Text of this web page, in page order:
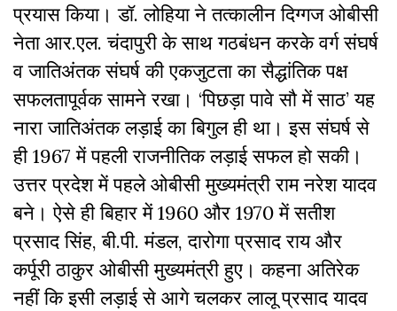
प्रयास किया। डॉ. लोहिया ने तत्कालीन दिग्गज ओबीसी
नेता आर.एल. चंदापुरी के साथ गठबंधन करके वर्ग संघर्ष
व जातिअंतक संघर्ष की एकजुटता का सैद्धांतिक पक्ष
सफलतापूर्वक सामने रखा। ‘पिछड़ा पावे सौ में साठ’ यह
नारा जातिअंतक लड़ाई का बिगुल ही था। इस संघर्ष से
ही 1967 में पहली राजनीतिक लड़ाई सफल हो सकी।
उत्तर प्रदेश में पहले ओबीसी मुख्यमंत्री राम नरेश यादव
बने। ऐसे ही बिहार में 1960 और 1970 में सतीश
प्रसाद सिंह, बी.पी. मंडल, दारोगा प्रसाद राय और
कर्पूरी ठाकुर ओबीसी मुख्यमंत्री हुए। कहना अतिरेक
नहीं कि इसी लड़ाई से आगे चलकर लालू प्रसाद यादव